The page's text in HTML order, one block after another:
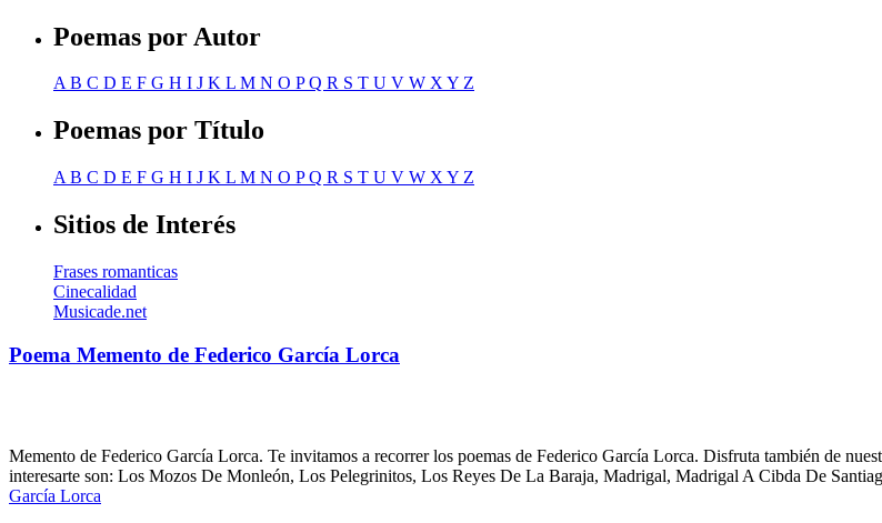
Poemas por Autor
AB C D E F G H I J K L M N O PQ R S T U V W XY Z
Poemas por Título
A B C D E F G H I J K L M N O PQ R S T U V W X Y Z
Sitios de Interés
Frases romanticas
Cinecalidad
Musicade.net
Poema Memento de Federico García Lorca
Memento de Federico García Lorca. Te invitamos a recorrer los poemas de Federico García Lorca. Disfruta también de
interesarte son: Los Mozos De Monleón, Los Pelegrinitos, Los Reyes De La Baraja, Madrigal, Madrigal A Cibda De
García Lorca